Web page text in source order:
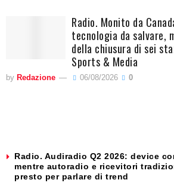
Radio. Monito da
tecnologia da salvare,
della chiusura di sei
Sports & Media
by Redazione 06/08/2026 0
Radio. Audiradio Q2 2026: device
mentre autoradio e ricevitori
presto per parlare di trend